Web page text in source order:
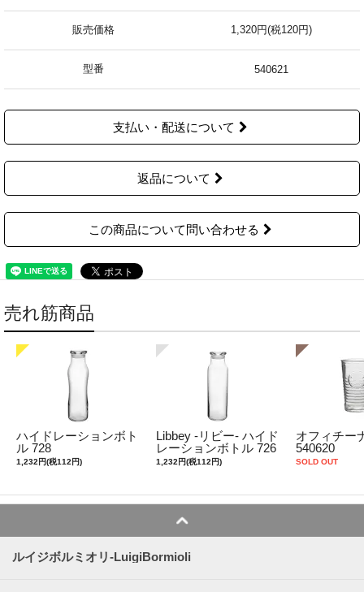
販売価格 1,320円(税120円)
型番 540621
支払い・配送について
返品について
この商品について問い合わせる
売れ筋商品
ハイドレーションボト
ル 728
1,232円(税112円)
Libbey -リビー- ハイド
レーションボトル 726
1,232円(税112円)
オフィチー
540620
SOLD OUT
ルイジボルミオリ-LuigiBormioli